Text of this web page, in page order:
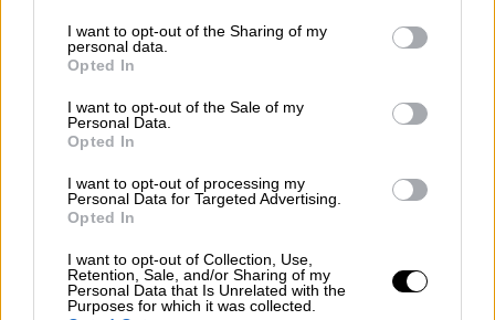
not limited to your visit or usage behaviour. You may click to
grant or deny consent to Google and its third-party tags to
use your data for below specified purposes in below Google
consent section.
I want to opt-out of the Sharing of my
personal data.
Opted In
I want to opt-out of the Sale of my
Personal Data.
Opted In
I want to opt-out of processing my
Personal Data for Targeted Advertising.
Opted In
I want to opt-out of Collection, Use,
Retention, Sale, and/or Sharing of my
Personal Data that Is Unrelated with the
Purposes for which it was collected.
επεισόδιαεκτυλίσσονται κοντά στο
υπουργείοΜακεδονίας Θράκης
ΔραγούμηκαιΕλευθερίου Βενιζέλου.
συλλαλητήριο: Επεισόδια στο Σύνταγμα,
χημικά, προσαγωγές